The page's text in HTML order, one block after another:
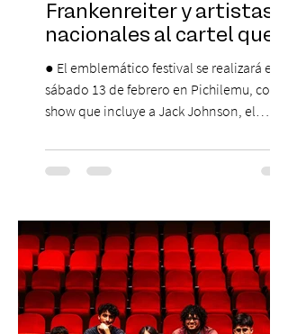
Frankenreiter y artistas
nacionales al cartel que
encabeza Jack Johnson
● El emblemático festival se realizará el
sábado 13 de febrero en Pichilemu, con un
show que incluye a Jack Johnson, el
El lunes 10 de agosto comienza la
Preventa Exclusiva Santander con 30%
stock). Posterior a esta preventa exclusiva
se da inicio a la segunda etapa con una
preventa con 20% descuento para los
clientes del mismo banco y 20% para las
personas que se pre inscribieron y el miérc